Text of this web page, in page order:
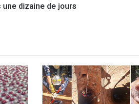
dizaine de jours
c
i
n
a
t